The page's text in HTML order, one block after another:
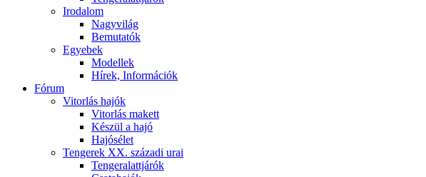
Irodalom
Nagyvilág
Bemutatók
Egyebek
Modellek
Hírek, Információk
Fórum
Vitorlás hajók
Vitorlás makett
Készül a hajó
Hajósélet
Tengerek XX. századi urai
Tengeralattjárók